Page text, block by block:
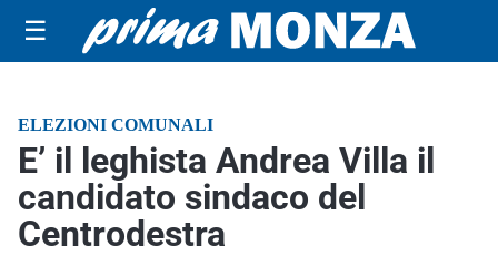
☰
ELEZIONI COMUNALI
E’ il leghista Andrea Villa il
candidato sindaco del
Centrodestra